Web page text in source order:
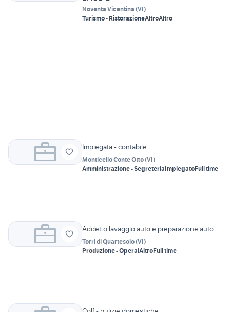
Noventa Vicentina (VI)
Turismo - RistorazioneAltroAltro
Impiegata - contabile
Monticello Conte Otto(VI)
Amministrazione - SegreteriaImpiegatoFull time
Addetto lavaggio auto e preparazione auto
Torri di Quartesolo(VI)
Produzione - OperaiAltroFull time